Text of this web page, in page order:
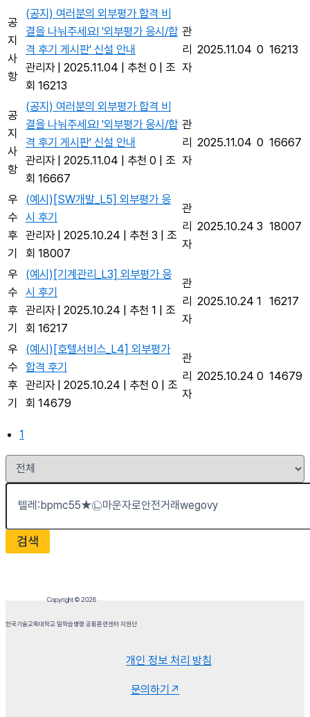
공
지
사
항
(공지) 여러분의 외부평가 합격 비
결을 나눠주세요! '외부평가 응시/합
격 후기 게시판' 신설 안내
관리자 | 2025.11.04 | 추천 0 | 조
회 16213
관
리
자
2025.11.04 0 16213
공
지
사
항
(공지) 여러분의 외부평가 합격 비
결을 나눠주세요! '외부평가 응시/합
격 후기 게시판' 신설 안내
관리자 | 2025.11.04 | 추천 0 | 조
회 16667
관
리
자
2025.11.04 0 16667
우
수
후
기
(예시)[SW개발_L5] 외부평가 응
시 후기
관리자 | 2025.10.24 | 추천 3 | 조
회 18007
관
리
자
2025.10.24 3 18007
우
수
후
기
(예시)[기계관리_L3] 외부평가 응
시 후기
관리자 | 2025.10.24 | 추천 1 | 조
회 16217
관
리
자
2025.10.24 1 16217
우
수
후
기
(예시)[호텔서비스_L4] 외부평가
합격 후기
관리자 | 2025.10.24 | 추천 0 | 조
회 14679
관
리
자
2025.10.24 0 14679
1
검색
Copyright © 2026
한국기술교육대학교 일학습병행 공동훈련센터 지원단
개인 정보 처리 방침
문의하기↗